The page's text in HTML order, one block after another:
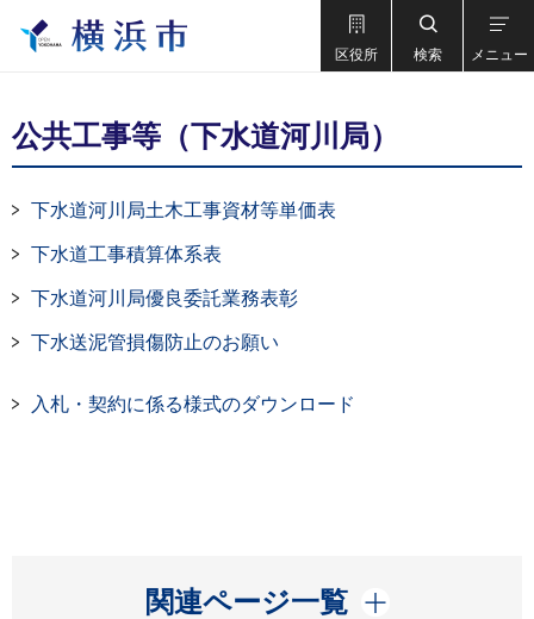
区役所 検索 メニュー
公共工事等（下水道河川局）
下水道河川局土木工事資材等単価表
下水道工事積算体系表
下水道河川局優良委託業務表彰
下水送泥管損傷防止のお願い
入札・契約に係る様式のダウンロード
関連ページ一覧
開く